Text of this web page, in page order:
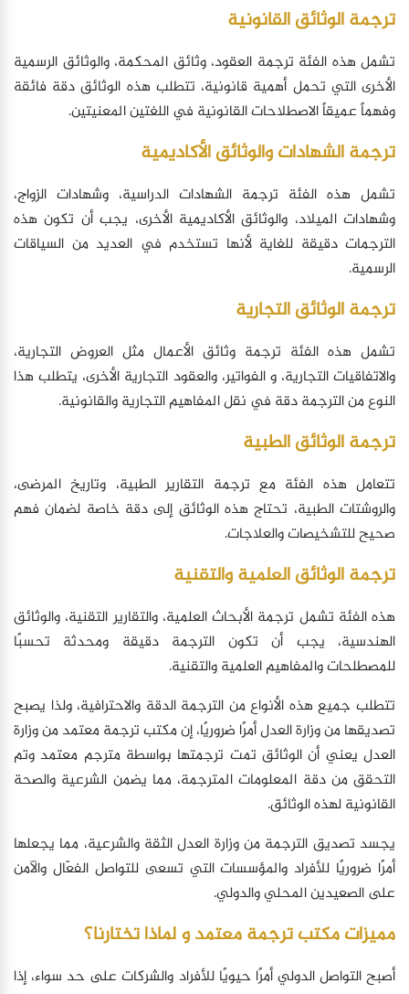
ترجمة الوثائق القانونية
تشمل هذه الفئة ترجمة العقود، وثائق المحكمة، والوثائق الرسمية
الأخرى التي تحمل أهمية قانونية، تتطلب هذه الوثائق دقة فائقة
وفهماً عميقاً الاصطلاحات القانونية في اللغتين المعنيتين.
ترجمة الشهادات والوثائق الأكاديمية
تشمل هذه الفئة ترجمة الشهادات الدراسية، وشهادات الزواج،
وشهادات الميلاد، والوثائق الأكاديمية الأخرى، يجب أن تكون هذه
الترجمات دقيقة للغاية لأنها تستخدم في العديد من السياقات
الرسمية.
ترجمة الوثائق التجارية
تشمل هذه الفئة ترجمة وثائق الأعمال مثل العروض التجارية،
والاتفاقيات التجارية، و الفواتير، والعقود التجارية الأخرى، يتطلب هذا
النوع من الترجمة دقة في نقل المفاهيم التجارية والقانونية.
ترجمة الوثائق الطبية
تتعامل هذه الفئة مع ترجمة التقارير الطبية، وتاريخ المرضى،
والروشتات الطبية، تحتاج هذه الوثائق إلى دقة خاصة لضمان فهم
صحيح للتشخيصات والعلاجات.
ترجمة الوثائق العلمية والتقنية
هذه الفئة تشمل ترجمة الأبحاث العلمية، والتقارير التقنية، والوثائق
الهندسية، يجب أن تكون الترجمة دقيقة ومحدثة تحسبًا
للمصطلحات والمفاهيم العلمية والتقنية.
تتطلب جميع هذه الأنواع من الترجمة الدقة والاحترافية، ولذا يصبح
تصديقها من وزارة العدل أمرًا ضروريًا، إن مكتب ترجمة معتمد من وزارة
العدل يعني أن الوثائق تمت ترجمتها بواسطة مترجم معتمد وتم
التحقق من دقة المعلومات المترجمة، مما يضمن الشرعية والصحة
القانونية لهذه الوثائق.
يجسد تصديق الترجمة من وزارة العدل الثقة والشرعية، مما يجعلها
أمرًا ضروريًا للأفراد والمؤسسات التي تسعى للتواصل الفعّال والآمن
على الصعيدين المحلي والدولي.
مميزات مكتب ترجمة معتمد و لماذا تختارنا؟
أصبح التواصل الدولي أمرًا حيويًا للأفراد والشركات على حد سواء، إذا